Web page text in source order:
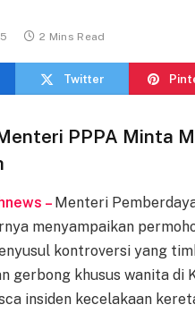
2 Mins Read
Twitter
PPPA Minta
– Menteri
menyampaikan
kontroversi yang
gerbong khusus wanita di
insiden kecelakaan